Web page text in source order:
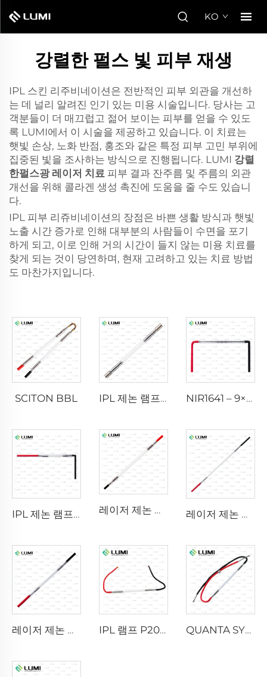
KO
강렬한 펄스 빛 피부 재생
IPL 스킨 리주비네이션은 전반적인 피부 외관을 개선하
는 데 널리 알려진 인기 있는 미용 시술입니다. 당사는 고
객분들이 더 매끄럽고 젊어 보이는 피부를 얻을 수 있도
록 LUMI에서 이 시술을 제공하고 있습니다. 이 치료는
햇빛 손상, 노화 반점, 홍조와 같은 특정 피부 고민 부위에
집중된 빛을 조사하는 방식으로 진행됩니다. LUMI 강렬
한펄스광 레이저 치료 피부 결과 잔주름 및 주름의 외관
개선을 위해 콜라겐 생성 촉진에 도움을 줄 수도 있습니
다.
IPL 피부 리쥬비네이션의 장점은 바쁜 생활 방식과 햇빛
노출 시간 증가로 인해 대부분의 사람들이 수면을 포기
하게 되고, 이로 인해 거의 시간이 들지 않는 미용 치료를
찾게 되는 것이 당연하며, 현재 고려하고 있는 치료 방법
도 마찬가지입니다.
SCITON BBL IPL 제논 램프 P1640 – 7×47×110mm NIR1641 – 9×45×110 mm
IPL 제논 램프 P1541 – 9×45×100 mm 레이저 제논 램프 L2741 – 7×100×167 mm 레이저 제논 램프 L2851-5×105×175 mm
레이저 제논 램프 L2021-7×65×130 mm IPL 램프 P2021-7×65×130mm QUANTA SYSTEM